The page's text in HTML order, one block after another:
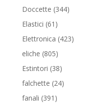
Doccette 344344
Elastici 61 61
prodotti
Elettronica 423423
eliche 805805
prodotti
Estintori 3838
prodotti
falchette 2424
fanali 391 391